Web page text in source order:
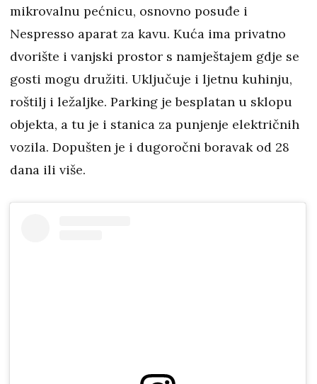
mikrovalnu pećnicu, osnovno posuđe i
Nespresso aparat za kavu. Kuća ima privatno
dvorište i vanjski prostor s namještajem gdje se
gosti mogu družiti. Uključuje i ljetnu kuhinju,
roštilj i ležaljke. Parking je besplatan u sklopu
objekta, a tu je i stanica za punjenje električnih
vozila. Dopušten je i dugoročni boravak od 28
dana ili više.